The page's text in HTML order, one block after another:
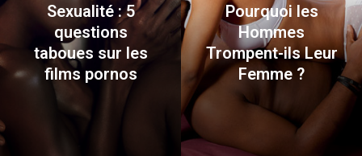
Sexualité : 5
questions
taboues sur les
films pornos
Pourquoi les
Hommes
Trompent-ils Leur
Femme ?